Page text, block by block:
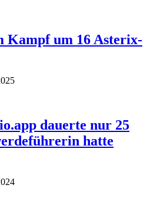
um 16 Asterix-
dauerte nur 25
hatte